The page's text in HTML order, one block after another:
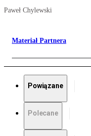
Paweł Chylewski
Materiał Partnera
Powiązane
Polecane